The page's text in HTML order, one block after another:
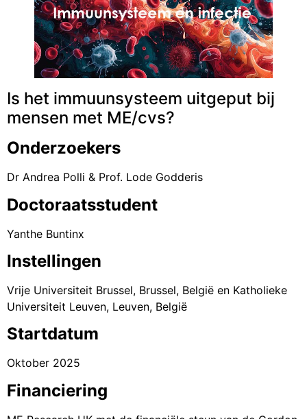
Is het immuunsysteem uitgeput bij
mensen met ME/cvs?
Onderzoekers
Dr Andrea Polli & Prof. Lode Godderis
Doctoraatsstudent
Yanthe Buntinx
Instellingen
Vrije Universiteit Brussel, Brussel, België en Katholieke
Universiteit Leuven, Leuven, België
Startdatum
Oktober 2025
Financiering